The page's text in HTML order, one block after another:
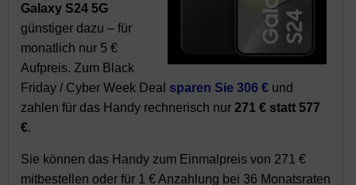
Galaxy S24 5G
günstiger dazu – für
monatlich nur 5 €
Aufpreis. Zum Black
Friday / Cyber Week Deal sparen Sie 306 € und
zahlen für das Handy rechnerisch nur 271 € statt 577
€.
Sie können das Handy zum Einmalpreis von 271 €
mitbestellen oder für 1 € Anzahlung bei 36 Monatsraten